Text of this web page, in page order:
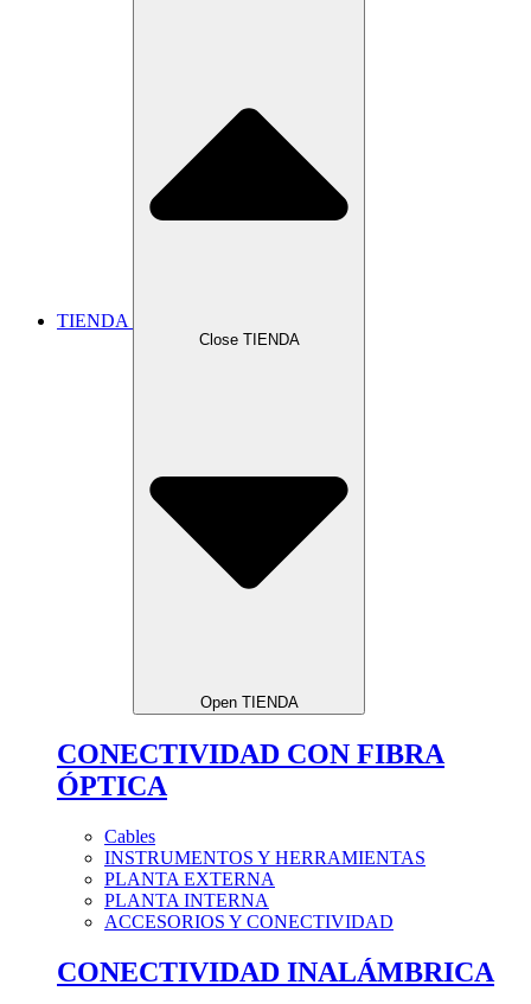
TIENDA
Close TIENDA
Open TIENDA
CONECTIVIDAD CON FIBRA
ÓPTICA
Cables
INSTRUMENTOS Y HERRAMIENTAS
PLANTA EXTERNA
PLANTA INTERNA
ACCESORIOS Y CONECTIVIDAD
CONECTIVIDAD INALÁMBRICA